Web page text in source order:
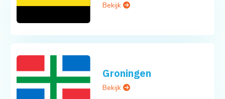
Bekijk
Groningen
Bekijk